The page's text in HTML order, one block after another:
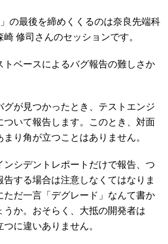
の最後を締めくくるのは奈良先端科
修司さんのセッションです。
ベースによるバグ報告の難しさか
が見つかったとき、テストエンジ
ついて報告します。このとき、対面
り角が立つことはありません。
シデントレポートだけで報告、つ
告する場合は注意しなくてはなりま
ただ一言「デグレード」なんて書か
うか。おそらく、大抵の開発者は
つに違いありません。